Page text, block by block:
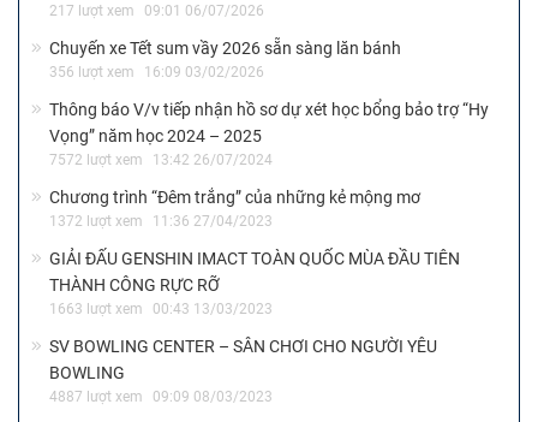
217 lượt xem 09:01 06/07/2026
Chuyến xe Tết sum vầy 2026 sẵn sàng lăn bánh
356 lượt xem 16:09 03/02/2026
Thông báo V/v tiếp nhận hồ sơ dự xét học bổng bảo trợ “Hy
Vọng” năm học 2024 – 2025
7572 lượt xem 13:42 26/07/2024
Chương trình “Đêm trắng” của những kẻ mộng mơ
1372 lượt xem 11:36 27/04/2023
GIẢI ĐẤU GENSHIN IMACT TOÀN QUỐC MÙA ĐẦU TIÊN
THÀNH CÔNG RỰC RỠ
1663 lượt xem 00:43 13/03/2023
SV BOWLING CENTER – SÂN CHƠI CHO NGƯỜI YÊU
BOWLING
4887 lượt xem 09:09 08/03/2023